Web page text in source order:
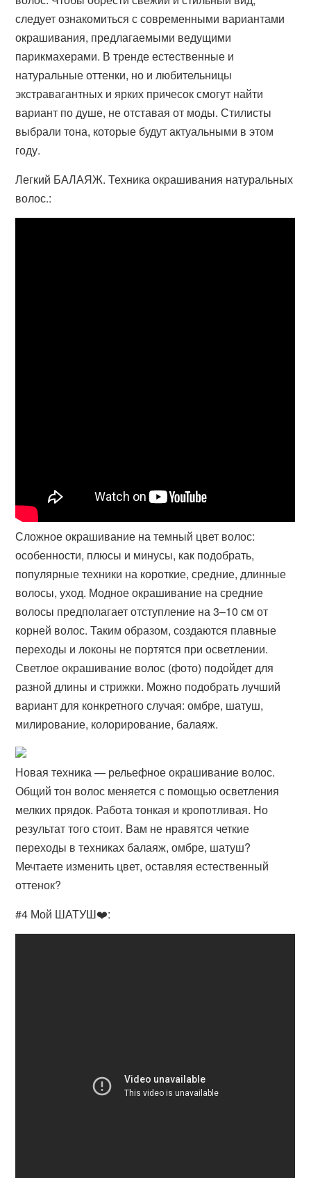
следует ознакомиться с современными вариантами
окрашивания, предлагаемыми ведущими
парикмахерами. В тренде естественные и
натуральные оттенки, но и любительницы
экстравагантных и ярких причесок смогут найти
вариант по душе, не отставая от моды. Стилисты
выбрали тона, которые будут актуальными в этом
году.
Легкий БАЛАЯЖ. Техника окрашивания натуральных
волос.:
Сложное окрашивание на темный цвет волос:
особенности, плюсы и минусы, как подобрать,
популярные техники на короткие, средние, длинные
волосы, уход. Модное окрашивание на средние
волосы предполагает отступление на 3–10 см от
корней волос. Таким образом, создаются плавные
переходы и локоны не портятся при осветлении.
Светлое окрашивание волос (фото) подойдет для
разной длины и стрижки. Можно подобрать лучший
вариант для конкретного случая: омбре, шатуш,
милирование, колорирование, балаяж.
Новая техника — рельефное окрашивание волос.
Общий тон волос меняется с помощью осветления
мелких прядок. Работа тонкая и кропотливая. Но
результат того стоит. Вам не нравятся четкие
переходы в техниках балаяж, омбре, шатуш?
Мечтаете изменить цвет, оставляя естественный
оттенок?
#4 Мой ШАТУШ❤️: